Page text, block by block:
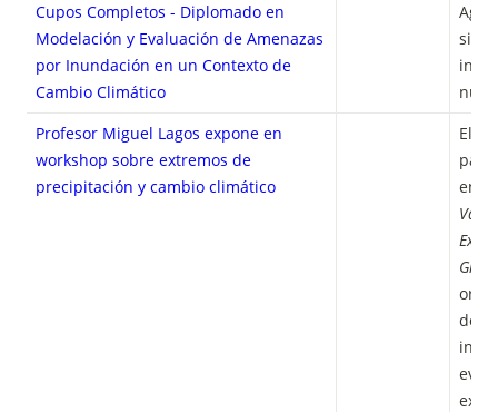
Cupos Completos - Diplomado en
Modelación y Evaluación de Amenazas
por Inundación en un Contexto de
Cambio Climático
Profesor Miguel Lagos expone en
workshop sobre extremos de
precipitación y cambio climático
El
en